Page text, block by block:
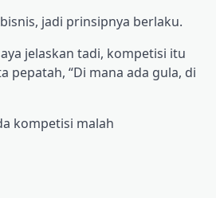
jadi prinsipnya berlaku.
jelaskan tadi, kompetisi itu
pepatah, “Di mana ada gula, di
kompetisi malah